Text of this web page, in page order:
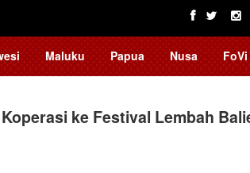
Maluku Papua Nusa FoVi
ke Festival Lembah
BRIN Fokus